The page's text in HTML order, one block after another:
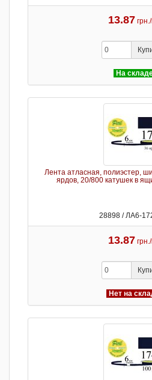
13.87
На
Лента атласная, полиэстер,
ярдов, 20/800 катушек в
28898 / ЛА6-
13.87
Нет на